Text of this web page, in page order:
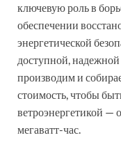
ключевую роль в
обеспечении
энергетической
доступной,
производим и
стоимость, чтобы
ветроэнергетикой —
мегаватт-час.